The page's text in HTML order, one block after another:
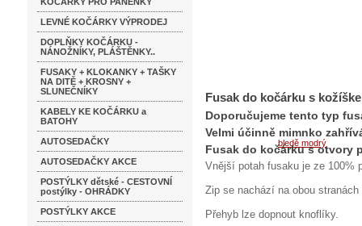
LEVNÉ KOČÁRKY VÝPRODEJ
DOPLŇKY KOČÁRKU -
NÁNOŽNÍKY, PLÁŠTĚNKY..
FUSAKY + KLOKANKY + TAŠKY
NA DITĚ + KROSNY +
SLUNEČNÍKY
KABELY KE KOČÁRKU a
BATOHY
AUTOSEDAČKY
AUTOSEDAČKY AKCE
POSTÝLKY dětské - CESTOVNÍ
postýlky - OHRÁDKY
POSTÝLKY AKCE
Fusak do kočárku s
Doporučujeme tento typ
Velmi účinně mimnko
Fusak do kočárku s otvory
Vnější potah fusaku je ze 100%
Zip se nachází na obou
Přehyb lze dopnout knoflíky.